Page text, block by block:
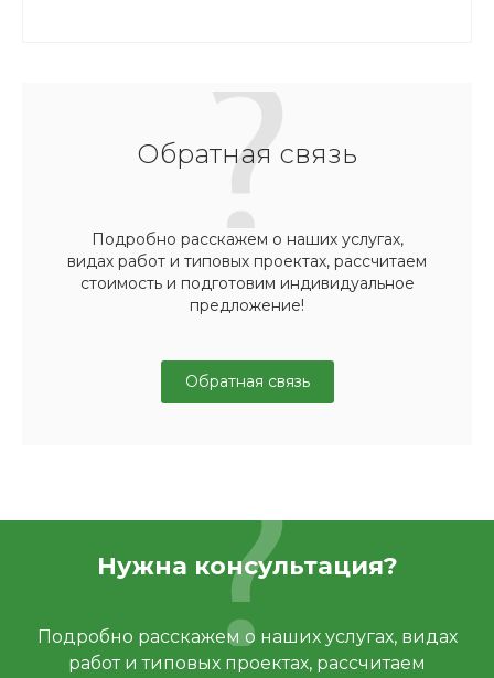
Обратная связь
Подробно расскажем о наших услугах,
видах работ и типовых проектах, рассчитаем
стоимость и подготовим индивидуальное
предложение!
Обратная связь
Нужна консультация?
Подробно расскажем о наших услугах, видах
работ и типовых проектах, рассчитаем